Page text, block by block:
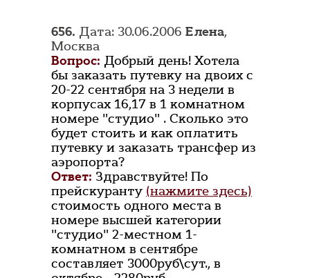
656. Дата: 30.06.2006 Елена,
Москва
Вопрос: Добрый день! Хотела
бы заказать путевку на двоих с
20-22 сентября на 3 недели в
корпусах 16,17 в 1 комнатном
номере "студио" . Сколько это
будет стоить и как оплатить
путевку и заказать трансфер из
аэропорта?
Ответ: Здравствуйте! По
прейскуранту (нажмите здесь)
стоимость одного места в
номере высшей категории
"студио" 2-местном 1-
комнатном в сентябре
составляет 3000руб\сут., в